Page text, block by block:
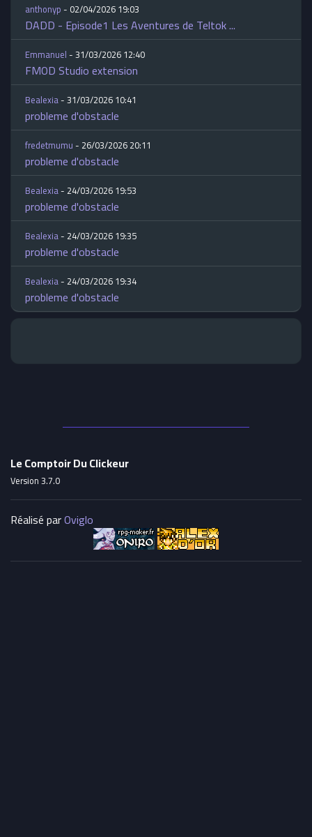
anthonyp- 02/04/2026 19:03
DADD - Episode1 Les Aventures de Teltok ...
Emmanuel- 31/03/2026 12:40
FMOD Studio extension
Bealexia- 31/03/2026 10:41
probleme d'obstacle
fredetmumu- 26/03/2026 20:11
probleme d'obstacle
Bealexia- 24/03/2026 19:53
probleme d'obstacle
Bealexia- 24/03/2026 19:35
probleme d'obstacle
Bealexia- 24/03/2026 19:34
probleme d'obstacle
Le Comptoir Du Clickeur
Version 3.7.0
Réalisé parOviglo